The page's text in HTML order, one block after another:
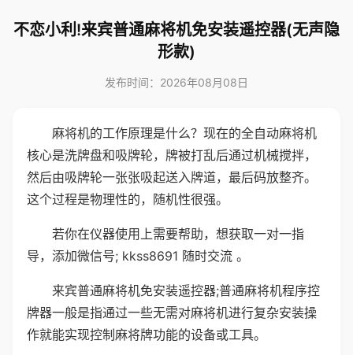
不恋小利!来宾普通麻将机免安装遥控器(无声隐
形款)
发布时间：2026年08月08日
麻将机的工作原理是什么？现在的全自动麻将机
核心是洗牌盘和吸牌轮，牌被打乱后通过机械搅拌，
然后由吸牌轮一张张吸起送入牌道，最后码放整齐。
这个过程是物理性的，随机性很强。
若你在仪器使用上需要帮助，想获取一对一指
导，添加微信号; kkss8691 随时交流 。
来宾普通麻将机免安装遥控器;普通麻将机程序控
牌器一般是指通过一些无需对麻将机进行复杂安装操
作就能实现控制麻将牌功能的设备或工具。